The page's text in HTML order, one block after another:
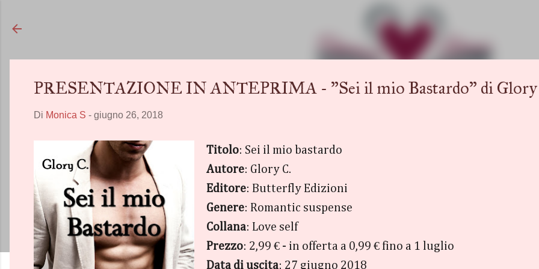
PRESENTAZIONE IN ANTEPRIMA - "Sei il mio Bastardo" di Glory
Di Monica S - giugno 26, 2018
Titolo: Sei il mio bastardo
Autore: Glory C.
Editore: Butterfly Edizioni
Genere: Romantic suspense
Collana: Love self
Prezzo: 2,99 € - in offerta a 0,99 € fino a 1 luglio
Data di uscita: 27 giugno 2018